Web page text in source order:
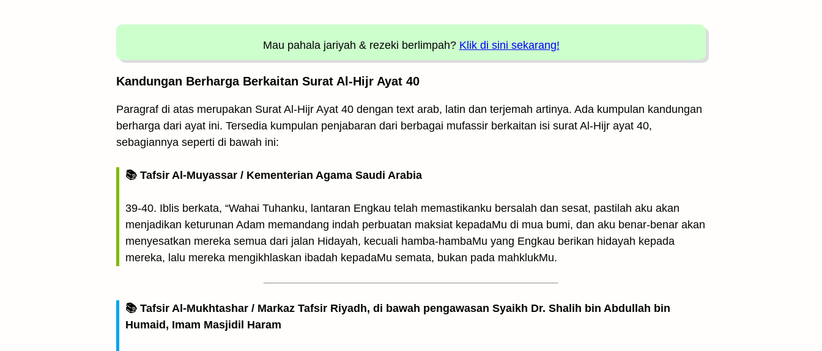
Mau pahala jariyah & rezeki berlimpah? Klik di sini sekarang!
Kandungan Berharga Berkaitan Surat Al-Hijr Ayat 40
Paragraf di atas merupakan Surat Al-Hijr Ayat 40 dengan text arab, latin dan terjemah artinya. Ada kumpulan kandungan
berharga dari ayat ini. Tersedia kumpulan penjabaran dari berbagai mufassir berkaitan isi surat Al-Hijr ayat 40,
sebagiannya seperti di bawah ini:
📚 Tafsir Al-Muyassar / Kementerian Agama Saudi Arabia
39-40. Iblis berkata, “Wahai Tuhanku, lantaran Engkau telah memastikanku bersalah dan sesat, pastilah aku akan
menjadikan keturunan Adam memandang indah perbuatan maksiat kepadaMu di mua bumi, dan aku benar-benar akan
menyesatkan mereka semua dari jalan Hidayah, kecuali hamba-hambaMu yang Engkau berikan hidayah kepada
mereka, lalu mereka mengikhlaskan ibadah kepadaMu semata, bukan pada mahklukMu.
📚 Tafsir Al-Mukhtashar / Markaz Tafsir Riyadh, di bawah pengawasan Syaikh Dr. Shalih bin Abdullah bin
Humaid, Imam Masjidil Haram